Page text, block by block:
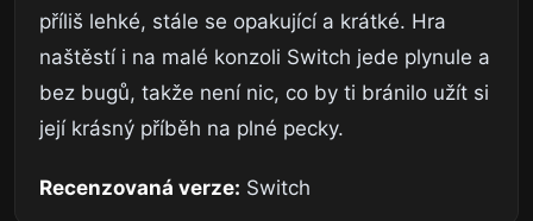
příliš lehké, stále se opakující a krátké. Hra
naštěstí i na malé konzoli Switch jede plynule a
bez bugů, takže není nic, co by ti bránilo užít si
její krásný příběh na plné pecky.
Recenzovaná verze: Switch